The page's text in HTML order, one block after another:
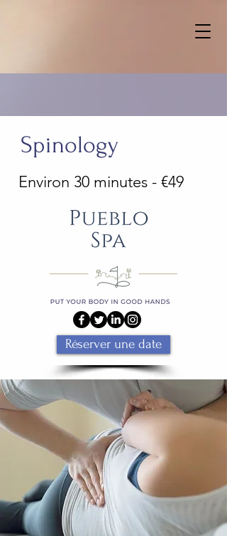
Spinology
Environ 30 minutes - €49
Réserver une date